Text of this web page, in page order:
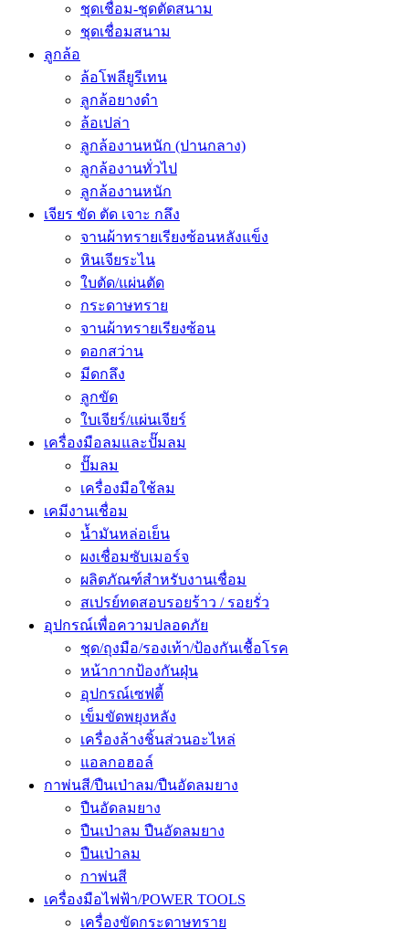
ชุดเชื่อม-ชุดตัดสนาม
ชุดเชื่อมสนาม
ลูกล้อ
ล้อโพลียูรีเทน
ลูกล้อยางดำ
ล้อเปล่า
ลูกล้องานหนัก (ปานกลาง)
ลูกล้องานทั่วไป
ลูกล้องานหนัก
เจียร ขัด ตัด เจาะ กลึง
จานผ้าทรายเรียงซ้อนหลังแข็ง
หินเจียระไน
ใบตัด/แผ่นตัด
กระดาษทราย
จานผ้าทรายเรียงซ้อน
ดอกสว่าน
มีดกลึง
ลูกขัด
ใบเจียร์/แผ่นเจียร์
เครื่องมือลมและปั๊มลม
ปั๊มลม
เครื่องมือใช้ลม
เคมีงานเชื่อม
น้ำมันหล่อเย็น
ผงเชื่อมซับเมอร์จ
ผลิตภัณฑ์สำหรับงานเชื่อม
สเปรย์ทดสอบรอยร้าว / รอยรั่ว
อุปกรณ์เพื่อความปลอดภัย
ชุด/ถุงมือ/รองเท้า/ป้องกันเชื้อโรค
หน้ากากป้องกันฝุ่น
อุปกรณ์เซฟตี้
เข็มขัดพยุงหลัง
เครื่องล้างชิ้นส่วนอะไหล่
แอลกอฮอล์
กาพ่นสี/ปืนเป่าลม/ปืนอัดลมยาง
ปืนอัดลมยาง
ปืนเป่าลม ปืนอัดลมยาง
ปืนเป่าลม
กาพ่นสี
เครื่องมือไฟฟ้า/POWER TOOLS
เครื่องขัดกระดาษทราย